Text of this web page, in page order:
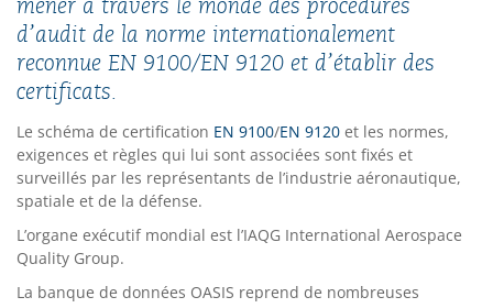
mener à travers le monde des procédures
d’audit de la norme internationalement
reconnue EN 9100/EN 9120 et d’établir des
certificats.
Le schéma de certification EN 9100/EN 9120 et les normes,
exigences et règles qui lui sont associées sont fixés et
surveillés par les représentants de l’industrie aéronautique,
spatiale et de la défense.
L’organe exécutif mondial est l’IAQG International Aerospace
Quality Group.
La banque de données OASIS reprend de nombreuses